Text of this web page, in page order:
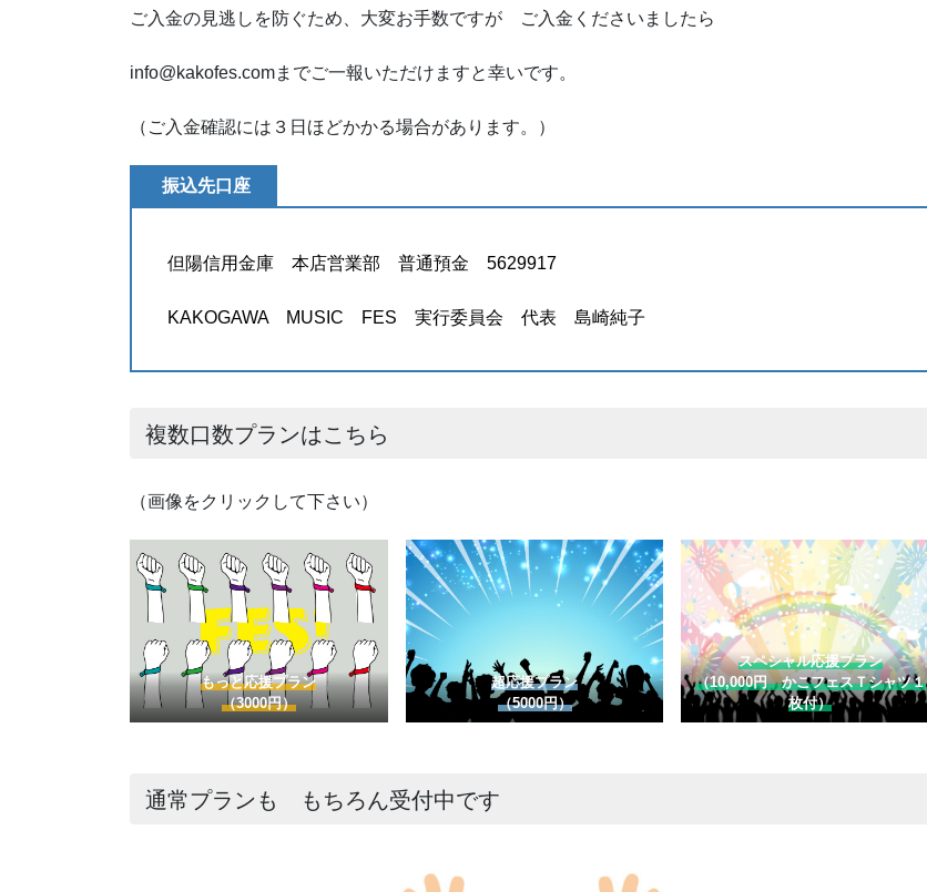
ご入金の見逃しを防ぐため、大変お手数ですが ご入金くださいましたら
info@kakofes.comまでご一報いただけますと幸いです。
（ご入金確認には３日ほどかかる場合があります。）
振込先口座
但陽信用金庫 本店営業部 普通預金 5629917
KAKOGAWA MUSIC FES 実行委員会 代表 島崎純子
複数口数プランはこちら
（画像をクリックして下さい）
もっと応援プラン
（3000円）
超応援プラン
（5000円）
スペシャル応援プラン
（10,000円 かこフェスＴシャツ１
枚付）
通常プランも もちろん受付中です